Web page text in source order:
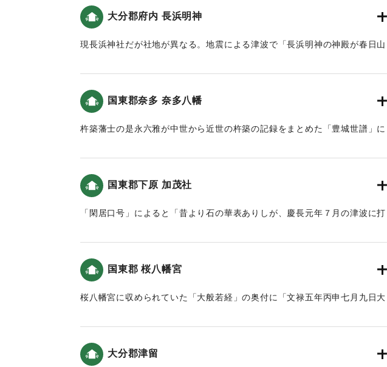
遷不人力所及 幸祭亦遂廃絶 安政四丁巳年左記之者
愁歎幸祭之廃絶年久 献田献金而新築離宮立川之西岸***
於此幸祭再興 㩀録此縁由石 以傳永世不朽
北乙丸村
一 五札壹貫文目 溝口甚平
同村
(南面)
一 同 八百ノ拾文目 荒木村 立川織平
字中川西町
一 田 壹坪 北乙丸村 渡邉善左ヱ門
世話人 溝口甚平 藤原方重
同 加藤祐助 藤原信榮
*碑文では、坐の右側「人」は「口」で表記
**町誌 湯布院町別巻における碑文の写しでは、「耵奉鎮」の記載はない
という記述がある。
大分郡府内 長浜明神
現長浜神社だが社地が異なる。地震による津波で「長浜明神の神殿が春日山
定されている。
｜固有コード:00028045
国東郡奈多 奈多八幡
杵築藩士の是永六雅が中世から近世の杵築の記録をまとめた「豊城世譜」に
た。」という記述がある（大分の地震と津波）。この地の津波高は都司他
(2012)によると、7〜8ｍ、また松崎他(2016)によると、4〜5メートルと推
定されている。
｜固有コード: 00028037
国東郡下原 加茂社
「閑居口号」によると「昔より石の華表ありしが、慶長元年７月の津波に打
ートル程度と推定されている。
｜固有コード:00028039
国東郡 桜八幡宮
桜八幡宮に収められていた「大般若経」の奥付に「文禄五年丙申七月九日大
亦者興ノ浜計ニ一万人死ト云々」との記述がある。当地での津波の被害が記
載されていないため、この地の津波被害は大きくなかったと考えられる。
大分郡津留